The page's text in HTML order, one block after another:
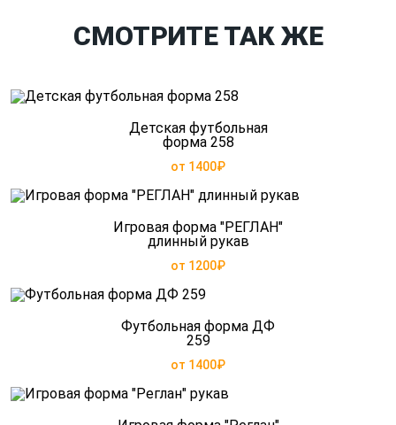
СМОТРИТЕ ТАК ЖЕ
Детская футбольная
форма 258
от 1400₽
Игровая форма "РЕГЛАН"
длинный рукав
от 1200₽
Футбольная форма ДФ
259
от 1400₽